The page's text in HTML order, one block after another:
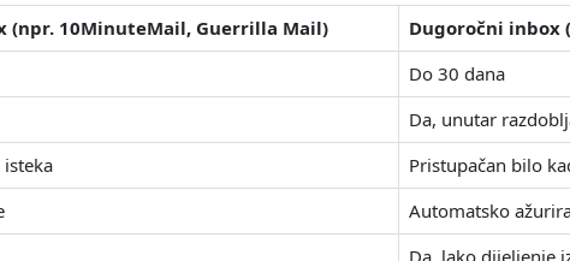
(npr. 10MinuteMail, Guerrilla Mail)
Dugoročni inbox
Do 30 dana
Da, unutar
Pristupačan bilo
Automatsko